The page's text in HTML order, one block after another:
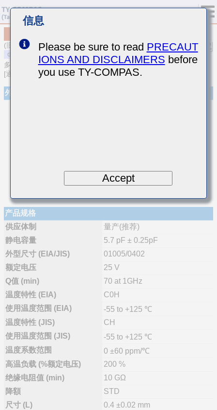
(旧型号 TVS042CH5R7CC-W)
多层陶瓷电容器
[通用型高频/低损耗多层陶瓷电容器]
外观
产品规格
供应体制
量产(推荐)
静电容量
5.7 pF ± 0.25pF
外型尺寸 (EIA/JIS)
01005/0402
额定电压
25 V
Q值 (min)
70 at 1GHz
温度特性 (EIA)
C0H
使用温度范围 (EIA)
-55 to +125 ℃
温度特性 (JIS)
CH
使用温度范围 (JIS)
-55 to +125 ℃
温度系数范围
0 ±60 ppm/℃
高温负载 (%额定电压)
200 %
绝缘电阻值 (min)
10 GΩ
降額
STD
尺寸 (L)
0.4 ±0.02 mm
信息
Please be sure to read PRECAUT
IONS AND DISCLAIMERS before
you use TY-COMPAS.
Accept